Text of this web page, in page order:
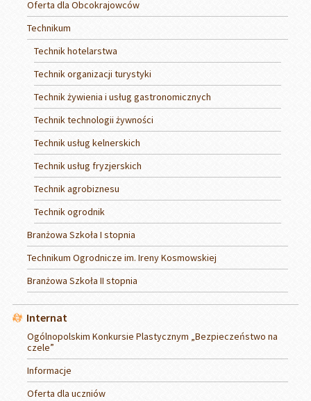
Oferta dla Obcokrajowców
Technikum
Technik hotelarstwa
Technik organizacji turystyki
Technik żywienia i usług gastronomicznych
Technik technologii żywności
Technik usług kelnerskich
Technik usług fryzjerskich
Technik agrobiznesu
Technik ogrodnik
Branżowa Szkoła I stopnia
Technikum Ogrodnicze im. Ireny Kosmowskiej
Branżowa Szkoła II stopnia
Internat
Ogólnopolskim Konkursie Plastycznym „Bezpieczeństwo na
czele”
Informacje
Oferta dla uczniów